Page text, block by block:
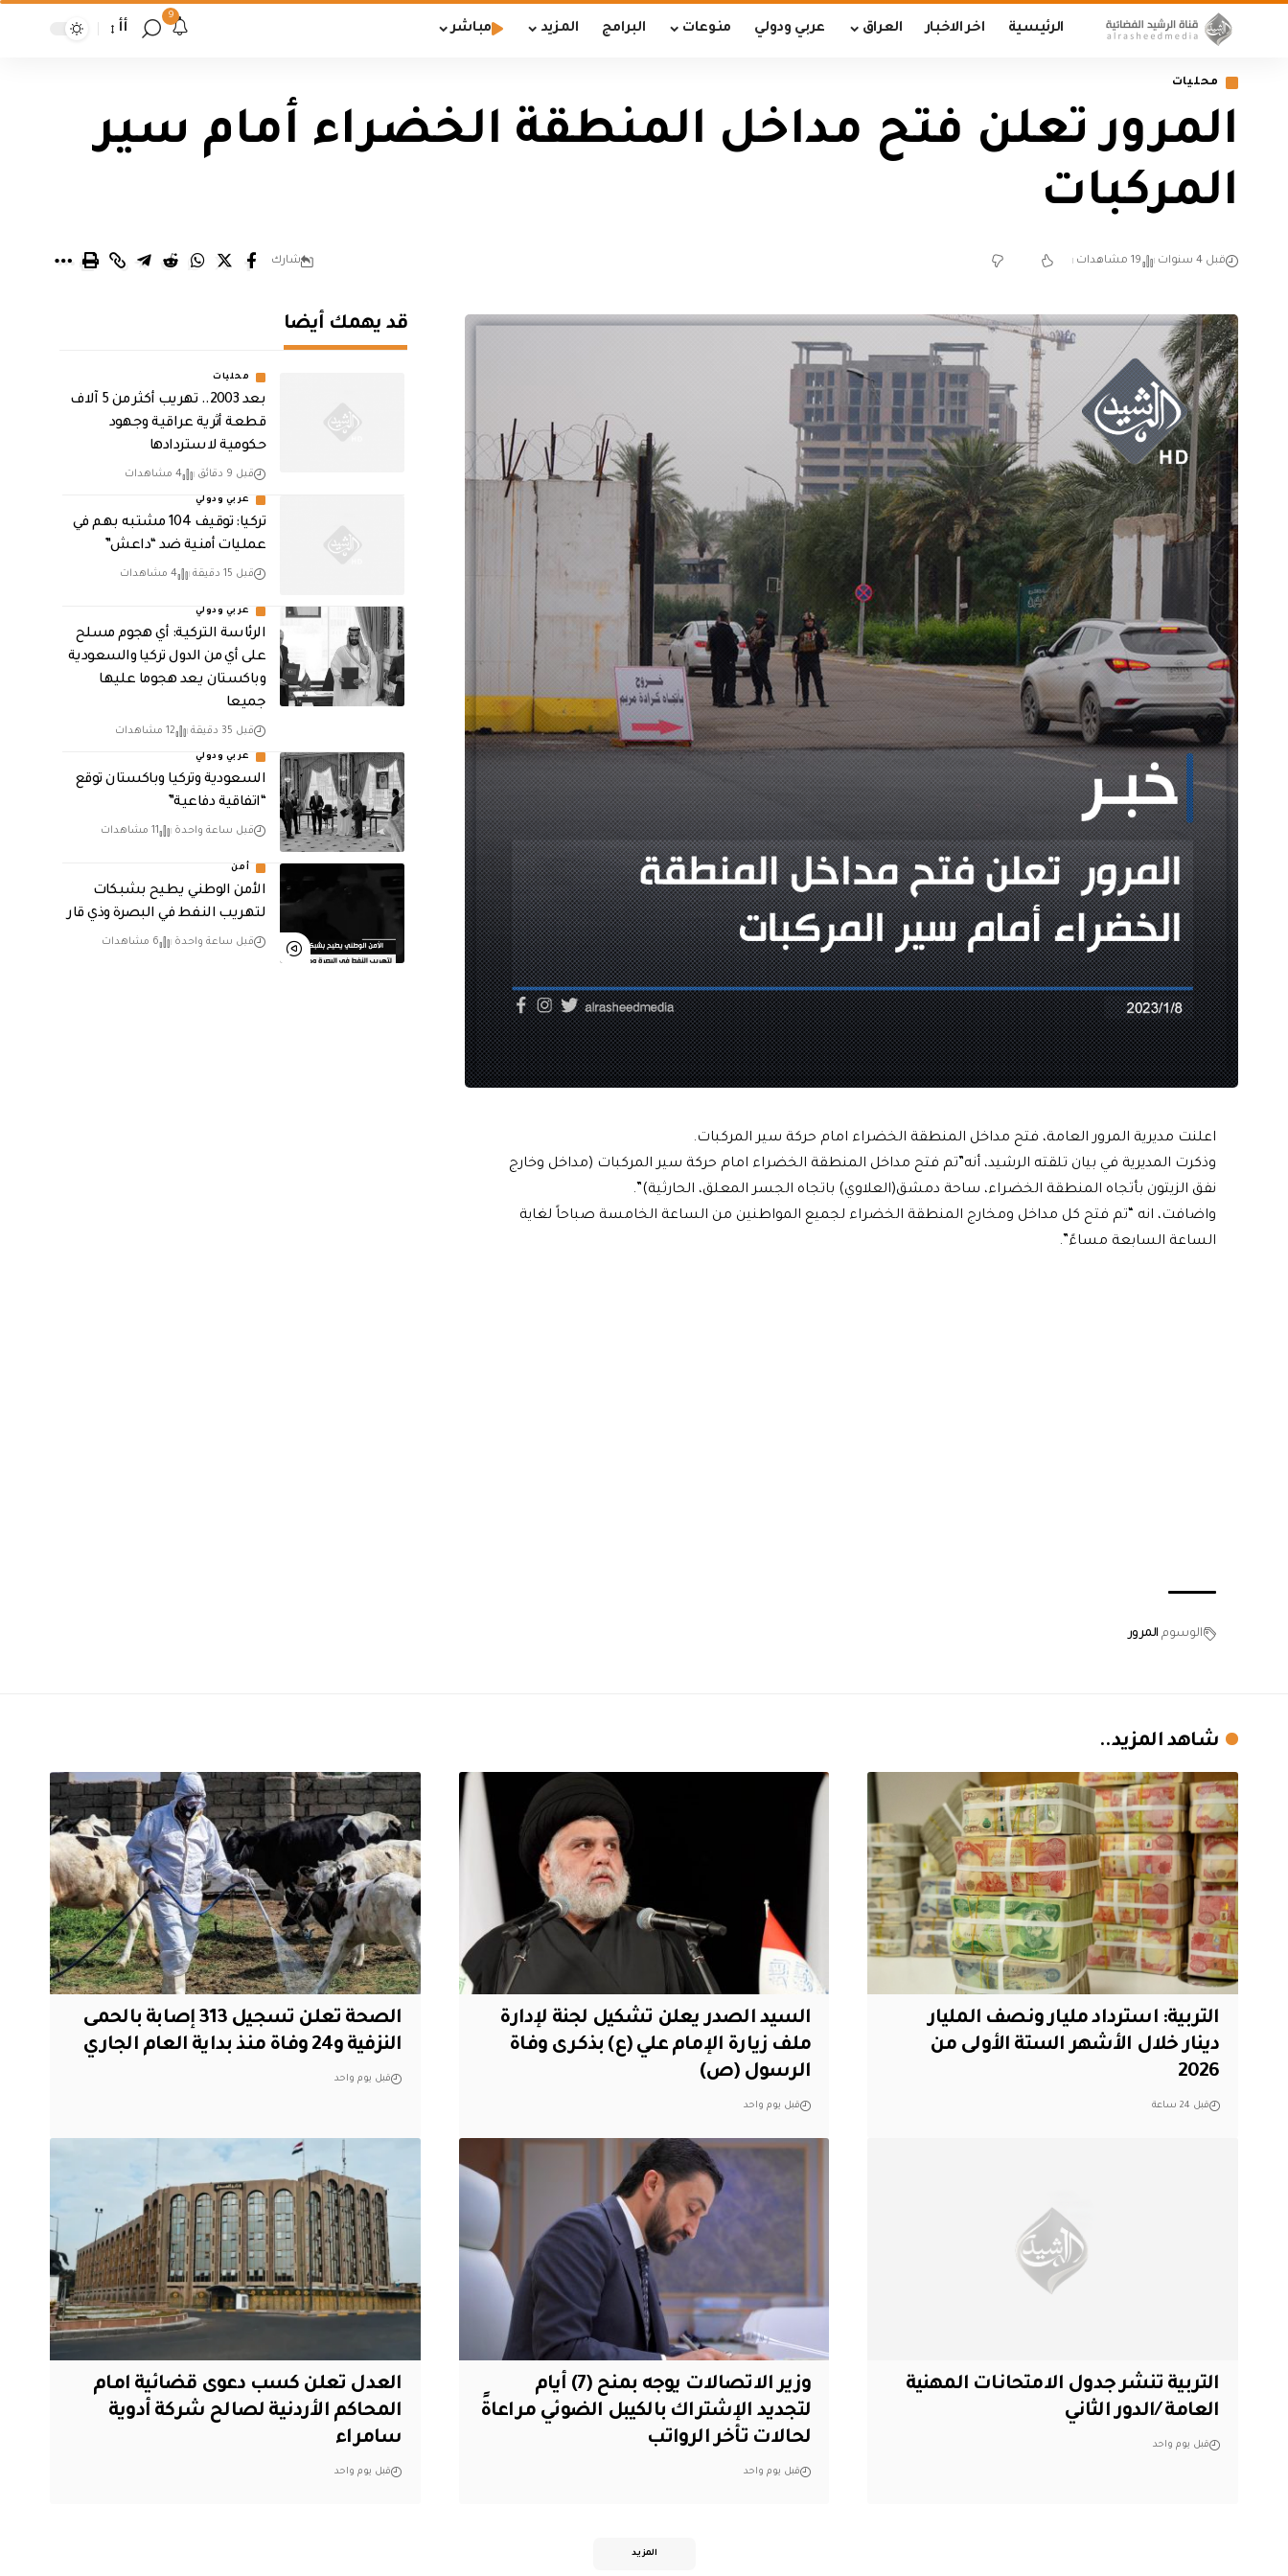
الرئيسية اخر الاخبار العراق عربي ودولي منوعات البرامج المزيد مباشر
9
أأ
محليات
المرور تعلن فتح مداخل المنطقة الخضراء أمام سير
المركبات
قبل 4 سنوات 19 مشاهدات شارك
اعلنت مديرية المرور العامة، فتح مداخل المنطقة الخضراء امام حركة سير المركبات.
وذكرت المديرية في بيان تلقته الرشيد، أنه”تم فتح مداخل المنطقة الخضراء امام حركة سير المركبات (مداخل وخارج
نفق الزيتون بأتجاه المنطقة الخضراء، ساحة دمشق(العلاوي) باتجاه الجسر المعلق، الحارثية)”.
واضافت، انه “تم فتح كل مداخل ومخارج المنطقة الخضراء لجميع المواطنين من الساعة الخامسة صباحاً لغاية
الساعة السابعة مساءً”.
الوسوم المرور
قد يهمك أيضا
محليات
بعد 2003.. تهريب أكثر من 5 آلاف
قطعة أثرية عراقية وجهود
حكومية لاستردادها
قبل 9 دقائق 4 مشاهدات
عربي ودولي
تركيا: توقيف 104 مشتبه بهم في
عمليات أمنية ضد “داعش”
قبل 15 دقيقة 4 مشاهدات
عربي ودولي
الرئاسة التركية: أي هجوم مسلح
على أي من الدول تركيا والسعودية
وباكستان يعد هجوما عليها
جميعا
قبل 35 دقيقة 12 مشاهدات
عربي ودولي
السعودية وتركيا وباكستان توقع
“اتفاقية دفاعية”
قبل ساعة واحدة 11 مشاهدات
أمن
الأمن الوطني يطيح بشبكات
لتهريب النفط في البصرة وذي قار
قبل ساعة واحدة 6 مشاهدات
شاهد المزيد..
التربية: استرداد مليار ونصف المليار
دينار خلال الأشهر الستة الأولى من
2026
قبل 24 ساعة
السيد الصدر يعلن تشكيل لجنة لإدارة
ملف زيارة الإمام علي (ع) بذكرى وفاة
الرسول (ص)
قبل يوم واحد
الصحة تعلن تسجيل 313 إصابة بالحمى
النزفية و24 وفاة منذ بداية العام الجاري
قبل يوم واحد
التربية تنشر جدول الامتحانات المهنية
العامة /الدور الثاني
قبل يوم واحد
وزير الاتصالات يوجه بمنح (7) أيام
لتجديد الإشتراك بالكيبل الضوئي مراعاةً
لحالات تأخر الرواتب
قبل يوم واحد
العدل تعلن كسب دعوى قضائية امام
المحاكم الأردنية لصالح شركة أدوية
سامراء
قبل يوم واحد
المزيد